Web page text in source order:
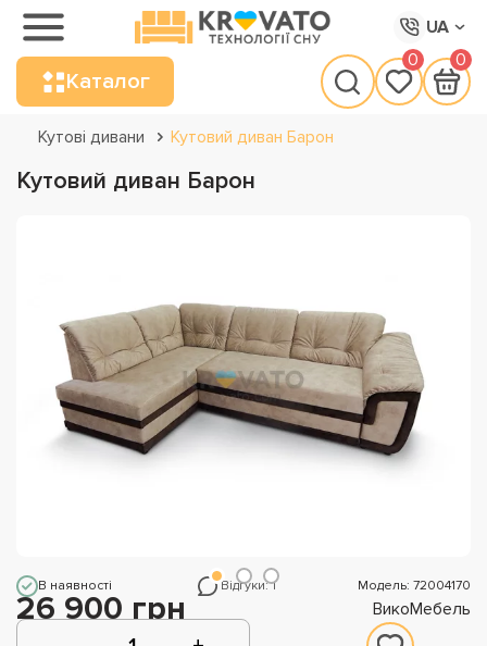
UA
Каталог
0 0
Кутові дивани Кутовий диван Барон
Кутовий диван Барон
В наявності Відгуки: 1 Модель: 72004170
26 900 грн ВикоМебель